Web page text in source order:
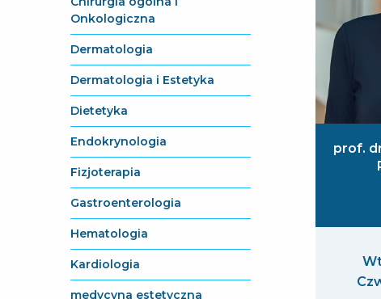
Onkologiczna
Dermatologia
Dermatologia i Estetyka
Dietetyka
Endokrynologia
Fizjoterapia
Gastroenterologia
Hematologia
Kardiologia
medycyna estetyczna
prof.